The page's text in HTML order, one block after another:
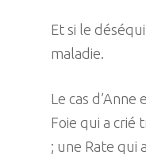
Et si le
maladie.
Le cas
Foie qui a
; une Rate qui